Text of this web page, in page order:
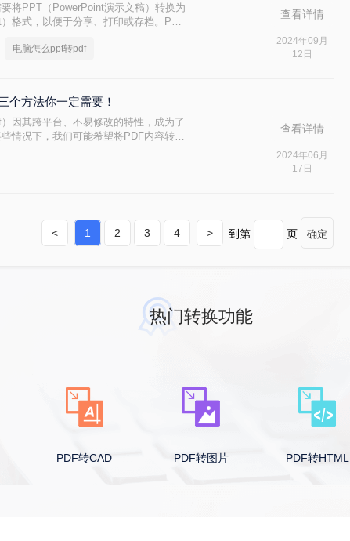
将PPT（PowerPoint演示文稿）转换为
格式，以便于分享、打印或存档。PPT
的方法，帮助大家轻松完成转换。
电脑怎么ppt转pdf
查看详情
2024年09月
12日
个方法你一定需要！
因其跨平台、不易修改的特性，成为了
情况下，我们可能希望将PDF内容转换
查看详情
2024年06月
17日
< 1 2 3 4 > 到第 页 确定
热门转换功能
PDF转图片 PDF转HTML PDF分割合并